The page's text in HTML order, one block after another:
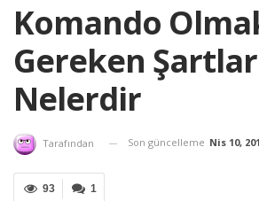
Komando
Gereken Şartlar
Nelerdir
Tarafından Son güncelleme Nis 10,
1
93